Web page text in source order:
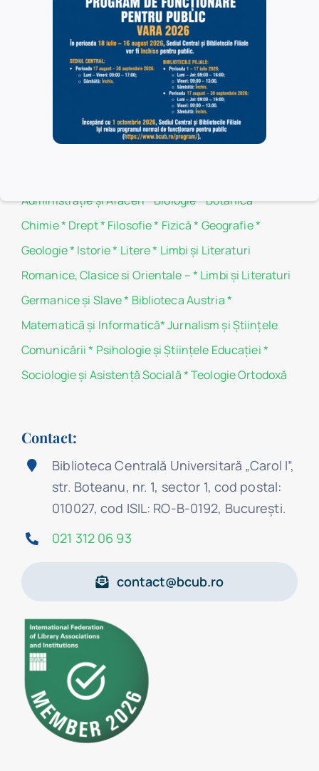
didactice ale facultăților Universității din București, iar
în sălile de lectură ale acestora au acces toate
categoriile de utilizatori.
Politica de confidențialitate
Politica de cookie-uri
Administraţie şi Afaceri*Biologie*Botanică*
Chimie* Drept* Filosofie* Fizică * Geografie*
Geologie* Istorie* Litere* Limbi și Literaturi
Romanice, Clasice si Orientale –* Limbi și Literaturi
Germanice şi Slave* Biblioteca Austria*
Matematicã și Informatică*Jurnalism şi Ştiinţele
Comunicării * Psihologie şi Ştiinţele Educaţiei*
Sociologie şi Asistenţă Socială*Teologie Ortodoxă
Contact:
Biblioteca Centrală Universitară „Carol I”,
str. Boteanu, nr. 1, sector 1, cod postal:
010027, cod ISIL: RO-B-0192, Bucureşti.
021 312 06 93
contact@bcub.ro